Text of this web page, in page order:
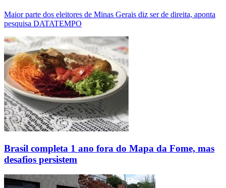
Maior parte dos eleitores de Minas Gerais diz ser de direita, aponta
pesquisa DATATEMPO
Brasil completa 1 ano fora do Mapa da Fome, mas
desafios persistem